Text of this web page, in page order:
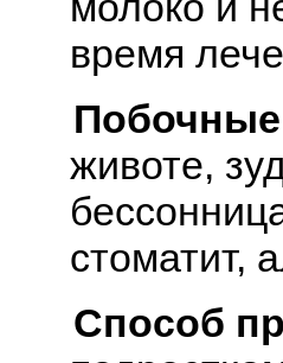
время
животе,
стоматит,
Способ